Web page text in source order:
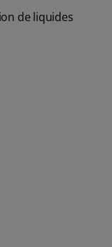
de liquides